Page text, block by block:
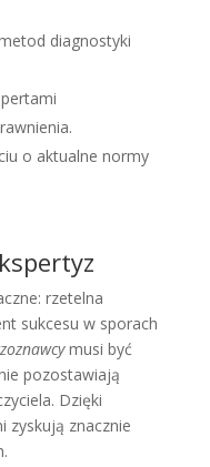
diagnostyki
o aktualne normy
rzetelna
sukcesu w sporach
musi być
pozostawiają
Dzięki
zyskują znacznie